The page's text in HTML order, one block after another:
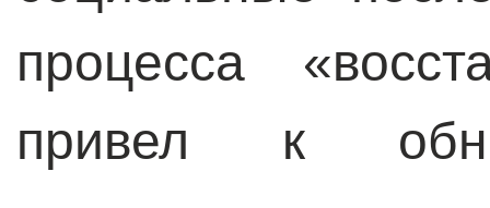
процесса
привел к